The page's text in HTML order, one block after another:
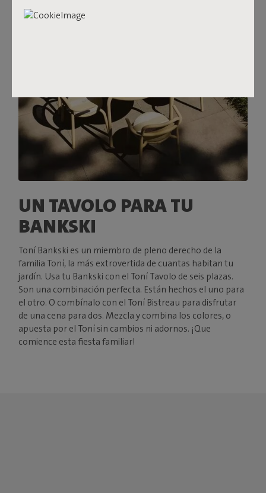
UN TAVOLO PARA TU
BANKSKI
Toní Bankski es un miembro de pleno derecho de la
familia Toní, la más extrovertida de cuantas habitan tu
jardín. Usa tu Bankski con el Toní Tavolo de seis plazas.
Son una combinación perfecta. Están hechos el uno para
el otro. O combínalo con el Toní Bistreau para disfrutar
de una cena para dos. Mezcla y combina los colores, o
apuesta por el Toní sin cambios ni adornos. ¡Que
comience esta fiesta familiar!